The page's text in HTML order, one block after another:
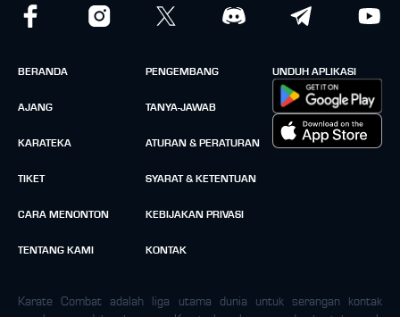
BERANDA
AJANG
KARATEKA
TIKET
CARA MENONTON
TENTANG KAMI
PENGEMBANG
TANYA-JAWAB
ATURAN & PERATURAN
SYARAT & KETENTUAN
KEBIJAKAN PRIVASI
KONTAK
UNDUH APLIKASI
Karate Combat adalah liga utama dunia untuk serangan kontak